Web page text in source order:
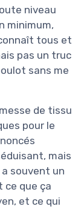
niveau
minimum,
tous et
pas un truc
sans me
de tissu
pour le
mais
souvent un
ce que ça
et ce qui